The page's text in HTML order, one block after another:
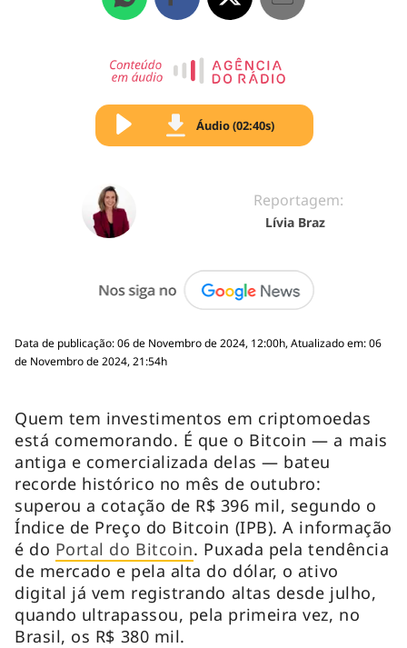
Áudio (02:40s)
Reportagem:
Lívia Braz
Data de publicação: 06 de Novembro de 2024, 12:00h, Atualizado em: 06
de Novembro de 2024, 21:54h
Quem tem investimentos em criptomoedas
está comemorando. É que o Bitcoin — a mais
antiga e comercializada delas — bateu
recorde histórico no mês de outubro:
superou a cotação de R$ 396 mil, segundo o
Índice de Preço do Bitcoin (IPB). A informação
é do Portal do Bitcoin. Puxada pela tendência
de mercado e pela alta do dólar, o ativo
digital já vem registrando altas desde julho,
quando ultrapassou, pela primeira vez, no
Brasil, os R$ 380 mil.